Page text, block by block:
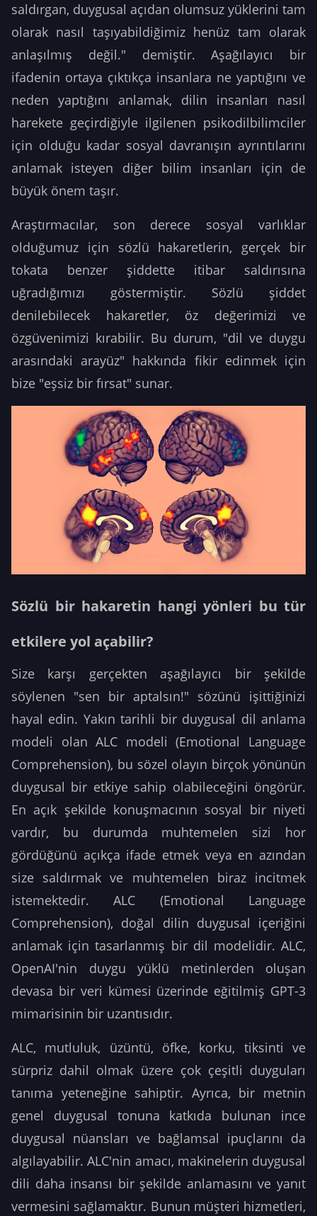
saldırgan, duygusal açıdan olumsuz yüklerini tam
olarak nasıl taşıyabildiğimiz henüz tam olarak
anlaşılmış değil." demiştir. Aşağılayıcı bir
ifadenin ortaya çıktıkça insanlara ne yaptığını ve
neden yaptığını anlamak, dilin insanları nasıl
harekete geçirdiğiyle ilgilenen psikodilbilimciler
için olduğu kadar sosyal davranışın ayrıntılarını
anlamak isteyen diğer bilim insanları için de
büyük önem taşır.
Araştırmacılar, son derece sosyal varlıklar
olduğumuz için sözlü hakaretlerin, gerçek bir
tokata benzer şiddette itibar saldırısına
uğradığımızı göstermiştir. Sözlü şiddet
denilebilecek hakaretler, öz değerimizi ve
özgüvenimizi kırabilir. Bu durum, "dil ve duygu
arasındaki arayüz" hakkında fikir edinmek için
bize "eşsiz bir fırsat" sunar.
Sözlü bir hakaretin hangi yönleri bu tür
etkilere yol açabilir?
Size karşı gerçekten aşağılayıcı bir şekilde
söylenen "sen bir aptalsın!" sözünü işittiğinizi
hayal edin. Yakın tarihli bir duygusal dil anlama
modeli olan ALC modeli (Emotional Language
Comprehension), bu sözel olayın birçok yönünün
duygusal bir etkiye sahip olabileceğini öngörür.
En açık şekilde konuşmacının sosyal bir niyeti
vardır, bu durumda muhtemelen sizi hor
gördüğünü açıkça ifade etmek veya en azından
size saldırmak ve muhtemelen biraz incitmek
istemektedir. ALC (Emotional Language
Comprehension), doğal dilin duygusal içeriğini
anlamak için tasarlanmış bir dil modelidir. ALC,
OpenAI'nin duygu yüklü metinlerden oluşan
devasa bir veri kümesi üzerinde eğitilmiş GPT-3
mimarisinin bir uzantısıdır.
ALC, mutluluk, üzüntü, öfke, korku, tiksinti ve
sürpriz dahil olmak üzere çok çeşitli duyguları
tanıma yeteneğine sahiptir. Ayrıca, bir metnin
genel duygusal tonuna katkıda bulunan ince
duygusal nüansları ve bağlamsal ipuçlarını da
algılayabilir. ALC'nin amacı, makinelerin duygusal
dili daha insansı bir şekilde anlamasını ve yanıt
vermesini sağlamaktır. Bunun müşteri hizmetleri,